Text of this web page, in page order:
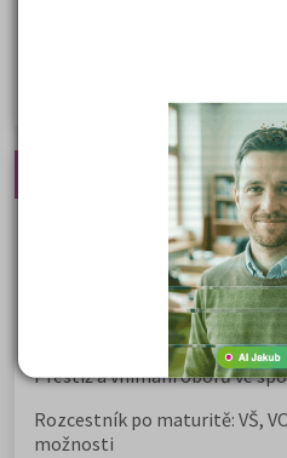
Policejní akademie
Nejčtenější články
Kdy vysoké školy pořádají dny
Na které fakulty se dostanete
Samostudium vs. přípravný
přijímaček na VŠ?
Prestiž a vnímání oborů ve
Rozcestník po maturitě: VŠ,
možnosti